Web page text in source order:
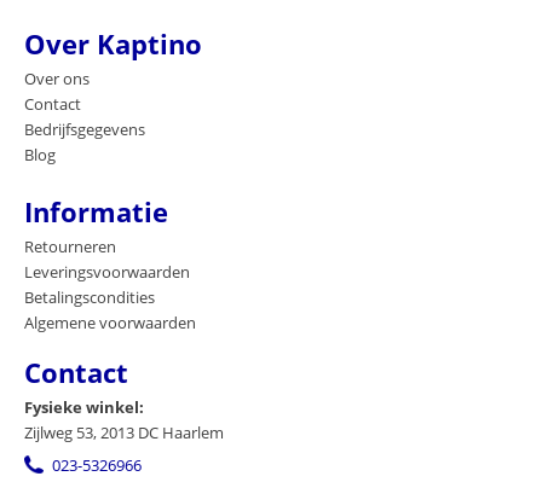
Over Kaptino
Over ons
Contact
Bedrijfsgegevens
Blog
Informatie
Retourneren
Leveringsvoorwaarden
Betalingscondities
Algemene voorwaarden
Contact
Fysieke winkel:
Zijlweg 53, 2013 DC Haarlem
023-5326966